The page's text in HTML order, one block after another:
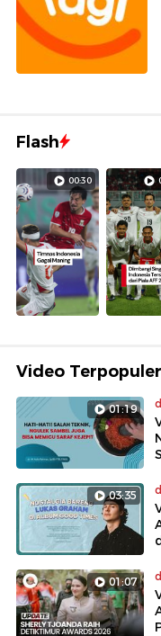
Flash
00:30
Video Terpopuler
01:19
03:35
01:07